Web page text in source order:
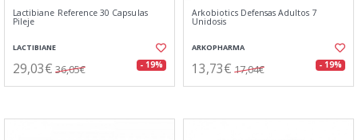
Lactibiane Reference 30 Capsulas
Pileje
LACTIBIANE
29,03€ 36,05€ - 19%
Arkobiotics Defensas Adultos 7
Unidosis
ARKOPHARMA
13,73€ 17,04€ - 19%